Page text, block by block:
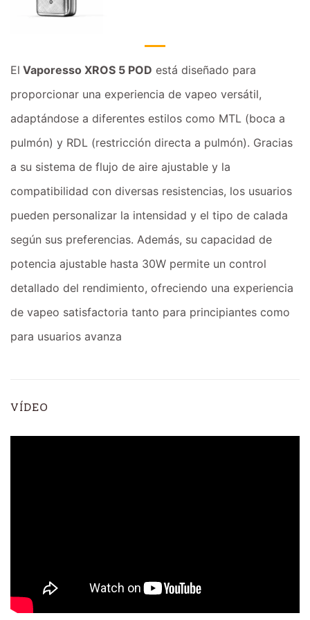
El Vaporesso XROS 5 POD está diseñado para
proporcionar una experiencia de vapeo versátil,
adaptándose a diferentes estilos como MTL (boca a
pulmón) y RDL (restricción directa a pulmón). Gracias
a su sistema de flujo de aire ajustable y la
compatibilidad con diversas resistencias, los usuarios
pueden personalizar la intensidad y el tipo de calada
según sus preferencias. Además, su capacidad de
potencia ajustable hasta 30W permite un control
detallado del rendimiento, ofreciendo una experiencia
de vapeo satisfactoria tanto para principiantes como
para usuarios avanza
VÍDEO